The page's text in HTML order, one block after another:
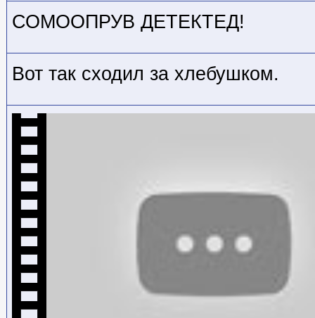
СОМООПРУВ ДЕТЕКТЕД!
Вот так сходил за хлебушком.